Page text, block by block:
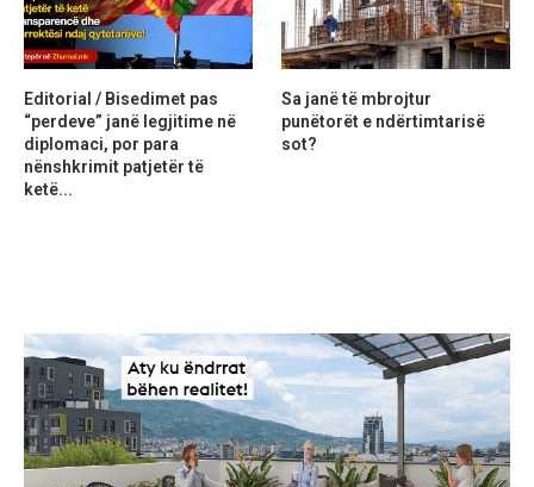
Editorial / Bisedimet pas
“perdeve” janë legjitime në
diplomaci, por para
nënshkrimit patjetër të
ketë...
Sa janë të mbrojtur
punëtorët e ndërtimtarisë
sot?